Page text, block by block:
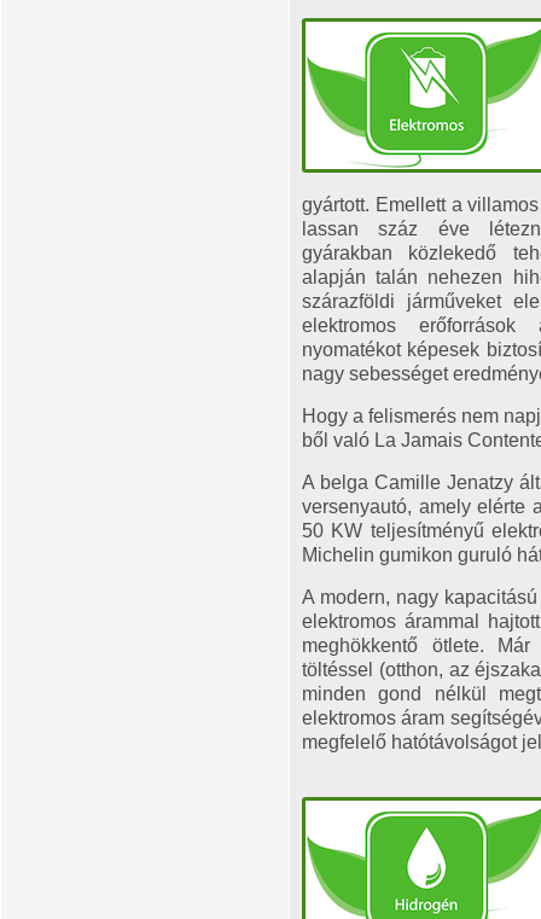
gyártott. Emellett a
lassan száz éve
gyárakban közlekedő
alapján talán nehezen
szárazföldi járműveket
elektromos
nyomatékot képesek
nagy sebességet
Hogy a felismerés nem
ből való La Jamais
A belga Camille Jenatzy
versenyautó, amely elérte
50 KW teljesítményű
Michelin gumikon guruló
A modern, nagy
elektromos árammal
meghökkentő ötlete.
töltéssel (otthon, az
minden gond nélkül
elektromos áram
megfelelő hatótávolságot